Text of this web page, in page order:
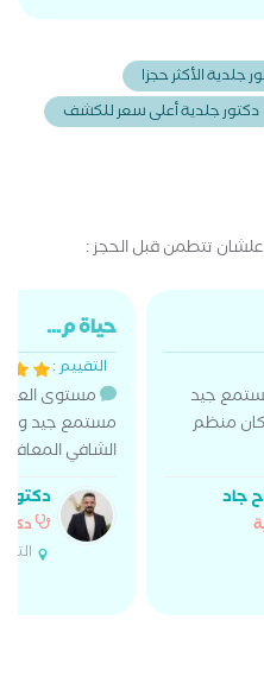
جلدية الأكثر حجزا
دكتور جلدية أعلى سعر للكشف
تتطمن قبل الحجز :
جيد
منظم
جاد
حياة م...
التقييم :
مستوى
مستمع جيد وفي
الشافي
دكتور